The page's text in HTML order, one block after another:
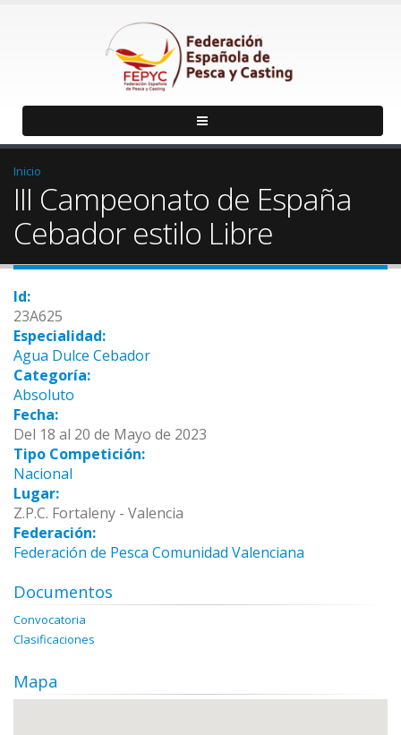
Inicio
III Campeonato de España
Cebador estilo Libre
Id:
23A625
Especialidad:
Agua Dulce Cebador
Categoría:
Absoluto
Fecha:
Del 18 al 20 de Mayo de 2023
Tipo Competición:
Nacional
Lugar:
Z.P.C. Fortaleny - Valencia
Federación:
Federación de Pesca Comunidad Valenciana
Documentos
Convocatoria
Clasificaciones
Mapa